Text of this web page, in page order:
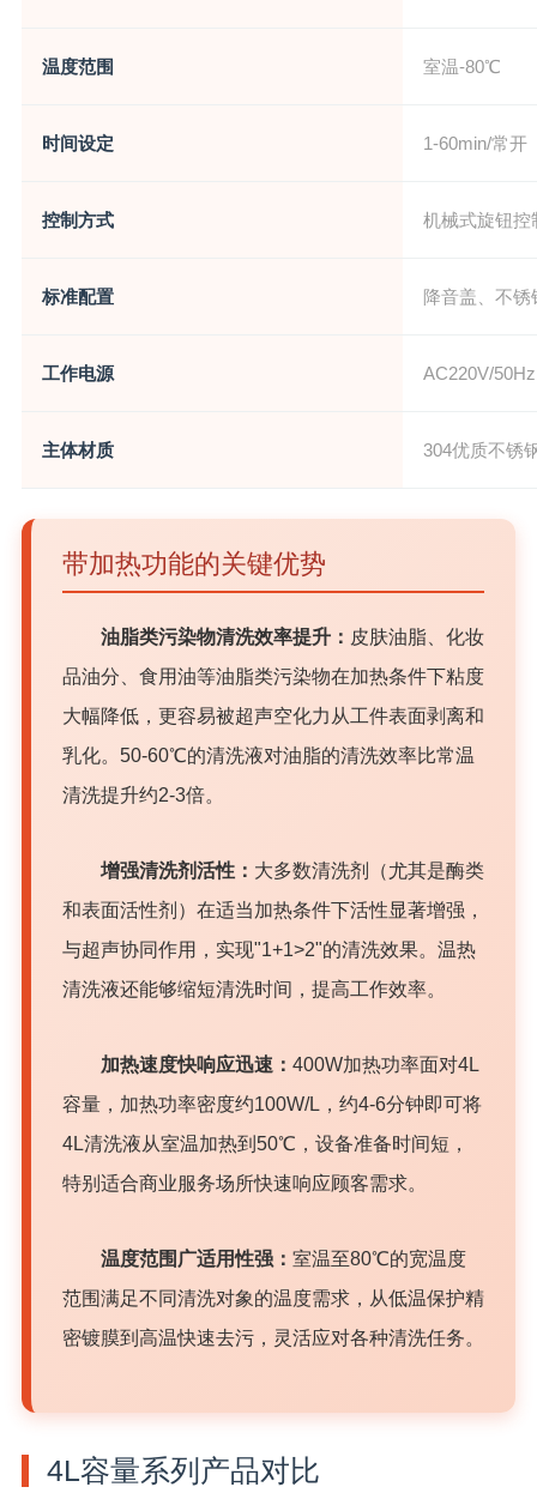
温度范围 室温-80℃
时间设定 1-60min/常开
控制方式 机械式旋钮控
标准配置 降音盖、不
工作电源 AC220V/
主体材质 304优质不锈
带加热功能的关键优势
油脂类污染物清洗效率提升： 皮肤油脂、化妆
品油分、食用油等油脂类污染物在加热条件下粘度
大幅降低，更容易被超声空化力从工件表面剥离和
乳化。50-60℃的清洗液对油脂的清洗效率比常温
清洗提升约2-3倍。
增强清洗剂活性： 大多数清洗剂（尤其是酶类
和表面活性剂）在适当加热条件下活性显著增强，
与超声协同作用，实现"1+1>2"的清洗效果。温热
清洗液还能够缩短清洗时间，提高工作效率。
加热速度快响应迅速： 400W加热功率面对4L
容量，加热功率密度约100W/L，约4-6分钟即可将
4L清洗液从室温加热到50℃，设备准备时间短，
特别适合商业服务场所快速响应顾客需求。
温度范围广适用性强： 室温至80℃的宽温度
范围满足不同清洗对象的温度需求，从低温保护精
密镀膜到高温快速去污，灵活应对各种清洗任务。
4L容量系列产品对比